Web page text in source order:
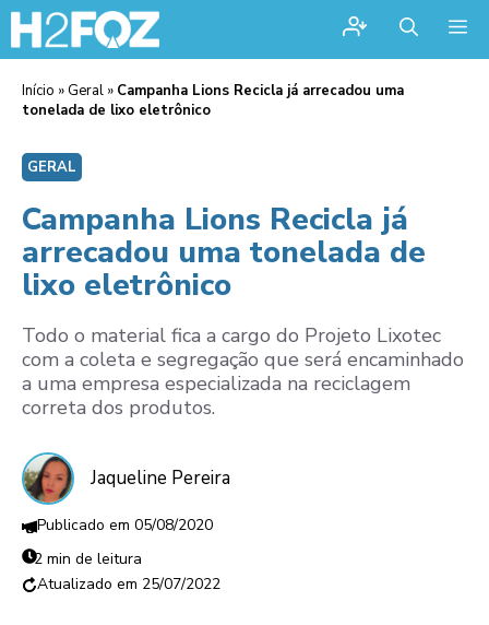
Início » Geral » Campanha Lions Recicla já arrecadou uma
tonelada de lixo eletrônico
GERAL
Campanha Lions Recicla já
arrecadou uma tonelada de
lixo eletrônico
Todo o material fica a cargo do Projeto Lixotec
com a coleta e segregação que será encaminhado
a uma empresa especializada na reciclagem
correta dos produtos.
Jaqueline Pereira
05/08/2020
2 min de leitura
25/07/2022